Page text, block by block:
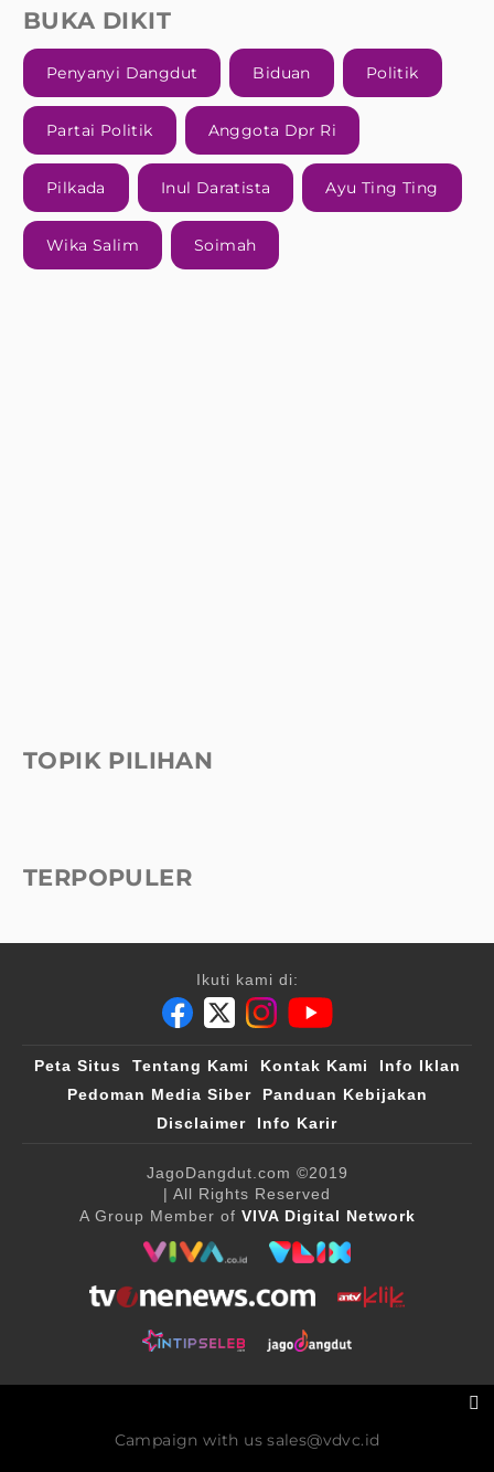
BUKA DIKIT
Penyanyi Dangdut Biduan Politik
Partai Politik Anggota Dpr Ri
Pilkada Inul Daratista Ayu Ting Ting
Wika Salim Soimah
TOPIK PILIHAN
TERPOPULER
Ikuti kami di:
Peta Situs Tentang Kami Kontak Kami
Info Iklan
Pedoman Media Siber
Panduan Kebijakan
Disclaimer
Info Karir
JagoDangdut.com ©2019
| All Rights Reserved
A Group Member of VIVA Digital Network
